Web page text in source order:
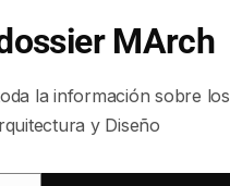
MArch
la información sobre los
y Diseño